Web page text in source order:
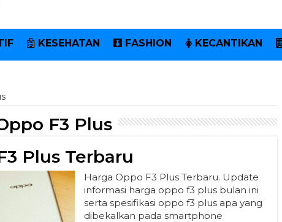
KESEHATAN FASHION KECANTIKAN
F3 Plus
Plus Terbaru
Harga Oppo F3 Plus Terbaru. Update
informasi harga oppo f3 plus bulan ini
serta spesifikasi oppo f3 plus apa yang
dibekalkan pada smartphone